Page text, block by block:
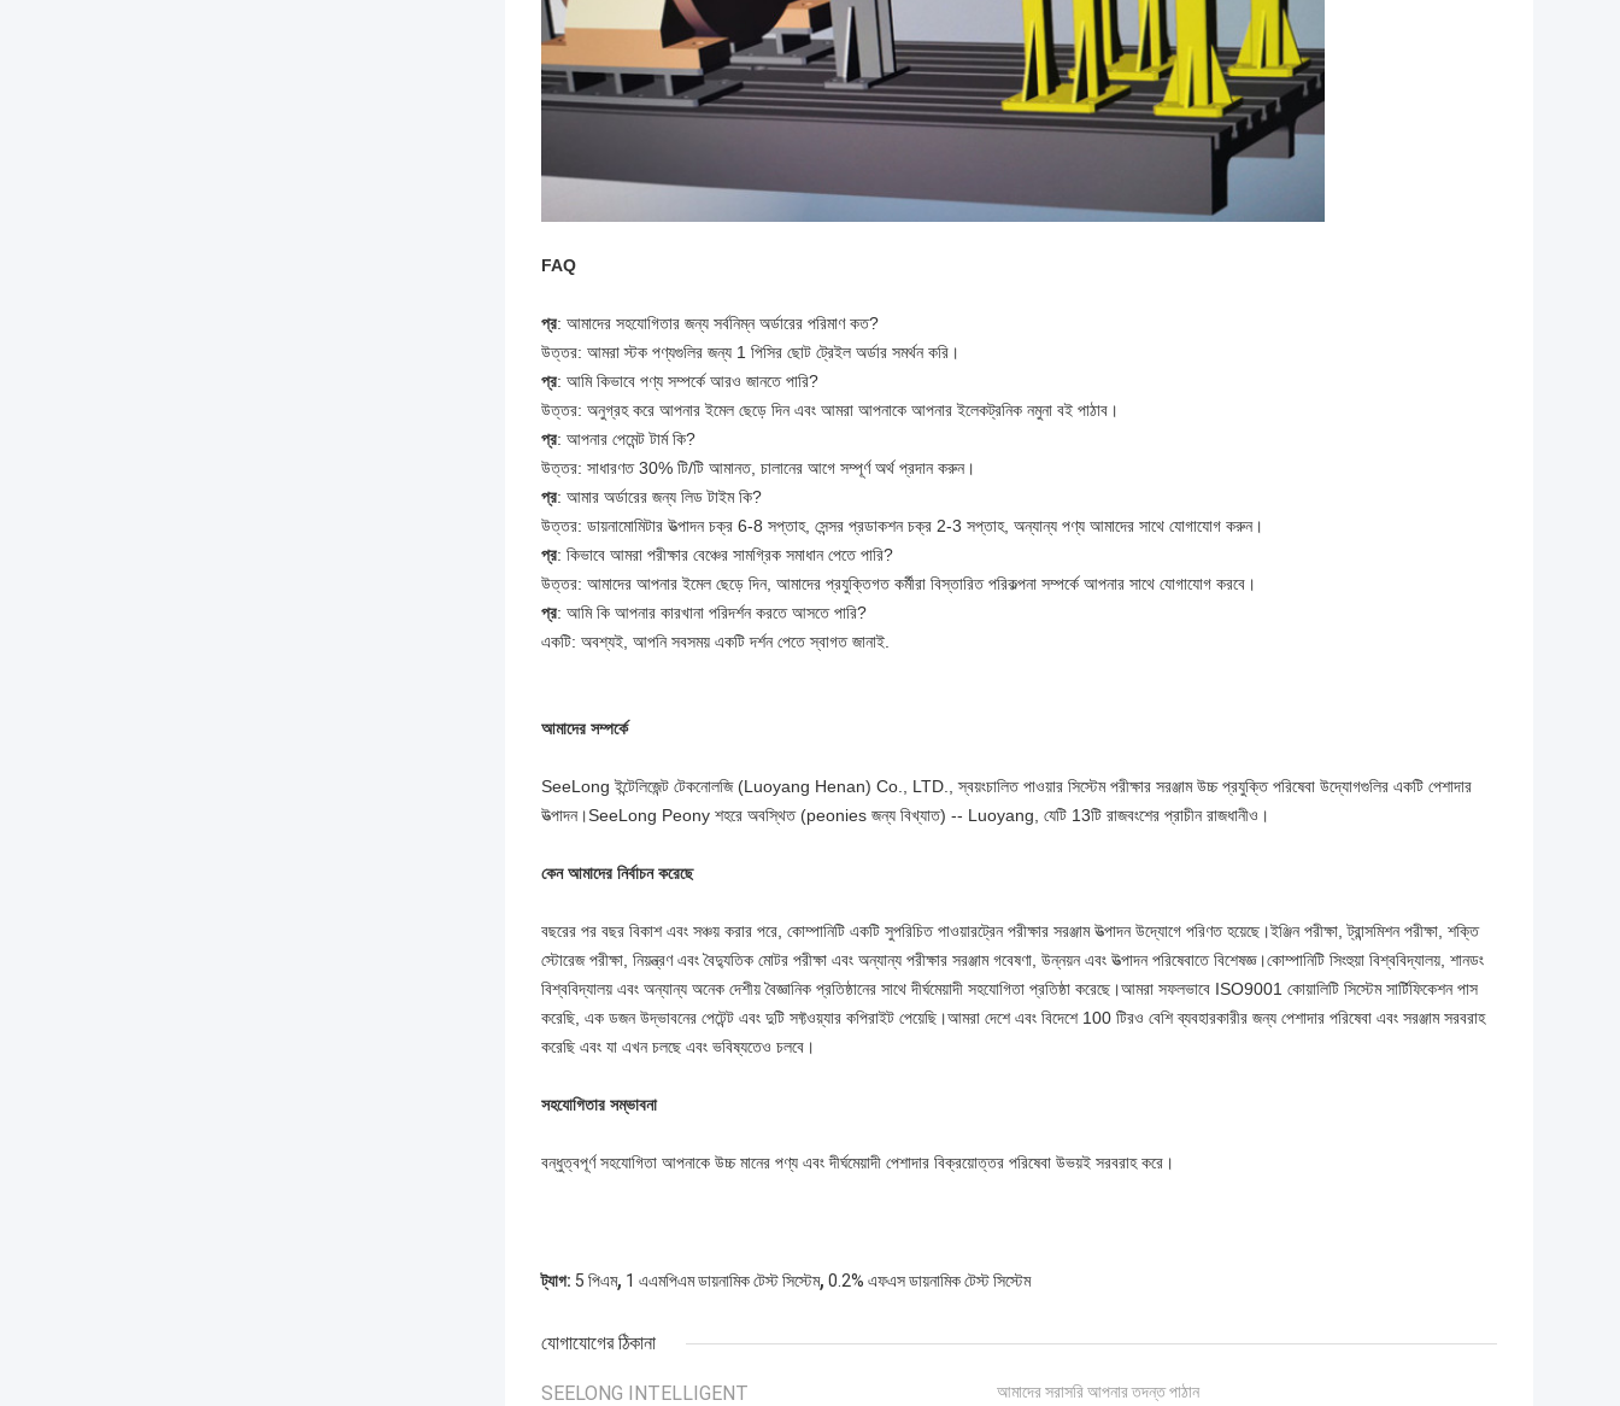
FAQ
প্র: আমাদের সহযোগিতার জন্য সর্বনিম্ন অর্ডারের পরিমাণ কত?
উত্তর: আমরা স্টক পণ্যগুলির জন্য 1 পিসির ছোট ট্রেইল অর্ডার সমর্থন করি।
প্র: আমি কিভাবে পণ্য সম্পর্কে আরও জানতে পারি?
উত্তর: অনুগ্রহ করে আপনার ইমেল ছেড়ে দিন এবং আমরা আপনাকে আপনার ইলেকট্রনিক নমুনা বই পাঠাব।
প্র: আপনার পেমেন্ট টার্ম কি?
উত্তর: সাধারণত 30% টি/টি আমানত, চালানের আগে সম্পূর্ণ অর্থ প্রদান করুন।
প্র: আমার অর্ডারের জন্য লিড টাইম কি?
উত্তর: ডায়নামোমিটার উত্পাদন চক্র 6-8 সপ্তাহ, সেন্সর প্রডাকশন চক্র 2-3 সপ্তাহ, অন্যান্য পণ্য আমাদের সাথে যোগাযোগ করুন।
প্র: কিভাবে আমরা পরীক্ষার বেঞ্চের সামগ্রিক সমাধান পেতে পারি?
উত্তর: আমাদের আপনার ইমেল ছেড়ে দিন, আমাদের প্রযুক্তিগত কর্মীরা বিস্তারিত পরিকল্পনা সম্পর্কে আপনার সাথে যোগাযোগ করবে।
প্র: আমি কি আপনার কারখানা পরিদর্শন করতে আসতে পারি?
একটি: অবশ্যই, আপনি সবসময় একটি দর্শন পেতে স্বাগত জানাই.
আমাদের সম্পর্কে
SeeLong ইন্টেলিজেন্ট টেকনোলজি (Luoyang Henan) Co., LTD., স্বয়ংচালিত পাওয়ার সিস্টেম পরীক্ষার সরঞ্জাম উচ্চ প্রযুক্তি পরিষেবা উদ্যোগগুলির একটি পেশাদার
উত্পাদন।SeeLong Peony শহরে অবস্থিত (peonies জন্য বিখ্যাত) -- Luoyang, যেটি 13টি রাজবংশের প্রাচীন রাজধানীও।
কেন আমাদের নির্বাচন করেছে
বছরের পর বছর বিকাশ এবং সঞ্চয় করার পরে, কোম্পানিটি একটি সুপরিচিত পাওয়ারট্রেন পরীক্ষার সরঞ্জাম উত্পাদন উদ্যোগে পরিণত হয়েছে।ইঞ্জিন পরীক্ষা, ট্রান্সমিশন পরীক্ষা, শক্তি
স্টোরেজ পরীক্ষা, নিয়ন্ত্রণ এবং বৈদ্যুতিক মোটর পরীক্ষা এবং অন্যান্য পরীক্ষার সরঞ্জাম গবেষণা, উন্নয়ন এবং উত্পাদন পরিষেবাতে বিশেষজ্ঞ।কোম্পানিটি সিংহুয়া বিশ্ববিদ্যালয়, শানডং
বিশ্ববিদ্যালয় এবং অন্যান্য অনেক দেশীয় বৈজ্ঞানিক প্রতিষ্ঠানের সাথে দীর্ঘমেয়াদী সহযোগিতা প্রতিষ্ঠা করেছে।আমরা সফলভাবে ISO9001 কোয়ালিটি সিস্টেম সার্টিফিকেশন পাস
করেছি, এক ডজন উদ্ভাবনের পেটেন্ট এবং দুটি সফ্টওয়্যার কপিরাইট পেয়েছি।আমরা দেশে এবং বিদেশে 100 টিরও বেশি ব্যবহারকারীর জন্য পেশাদার পরিষেবা এবং সরঞ্জাম সরবরাহ
করেছি এবং যা এখন চলছে এবং ভবিষ্যতেও চলবে।
সহযোগিতার সম্ভাবনা
বন্ধুত্বপূর্ণ সহযোগিতা আপনাকে উচ্চ মানের পণ্য এবং দীর্ঘমেয়াদী পেশাদার বিক্রয়োত্তর পরিষেবা উভয়ই সরবরাহ করে।
ট্যাগ: 5 পিএম, 1 এএমপিএম ডায়নামিক টেস্ট সিস্টেম, 0.2% এফএস ডায়নামিক টেস্ট সিস্টেম
যোগাযোগের ঠিকানা
SEELONG INTELLIGENT আমাদের সরাসরি আপনার তদন্ত পাঠান